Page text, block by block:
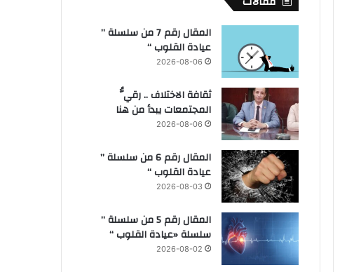
المقال رقم 7 من سلسلة ”
عيادة القلوب “
2026-08-06
ثقافة الاختلاف .. رقيُّ
المجتمعات يبدأ من هنا
2026-08-06
المقال رقم 6 من سلسلة ”
عيادة القلوب “
2026-08-03
المقال رقم 5 من سلسلة ”
سلسلة «عيادة القلوب “
2026-08-02